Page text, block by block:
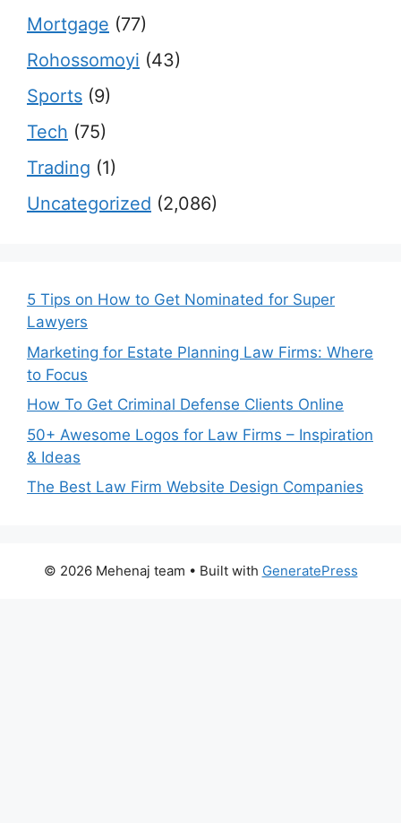
Mortgage (77)
Rohossomoyi (43)
Sports (9)
Tech (75)
Trading (1)
Uncategorized (2,086)
5 Tips on How to Get Nominated for Super
Lawyers
Marketing for Estate Planning Law Firms: Where
to Focus
How To Get Criminal Defense Clients Online
50+ Awesome Logos for Law Firms – Inspiration
& Ideas
The Best Law Firm Website Design Companies
© 2026 Mehenaj team • Built with GeneratePress